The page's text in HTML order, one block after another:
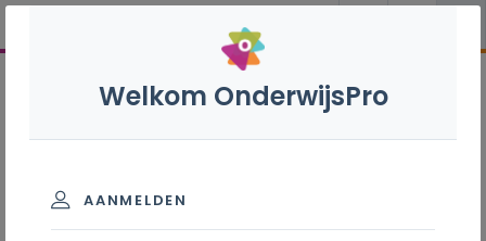
Welkom OnderwijsPro
AANMELDEN